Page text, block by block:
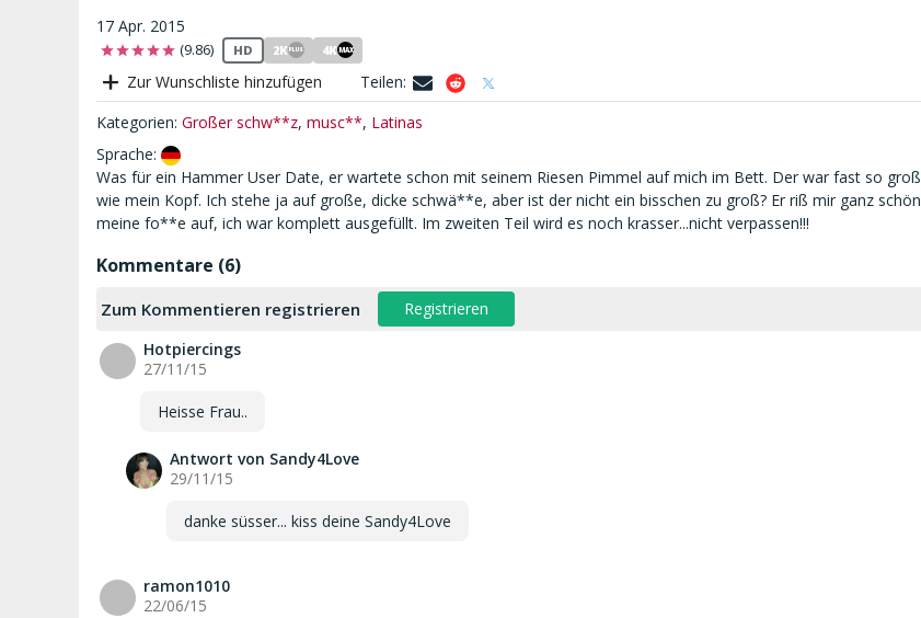
17 Apr. 2015
(9.86) HD 2K PLUS 4KMAX
Zur Wunschliste hinzufügen Teilen:
Kategorien: Großer schw**z, musc**, Latinas
Sprache:
Was für ein Hammer User Date, er wartete schon mit seinem Riesen Pimmel auf mich im Bett. Der war fast so groß
wie mein Kopf. Ich stehe ja auf große, dicke schwä**e, aber ist der nicht ein bisschen zu groß? Er riß mir ganz schön
meine fo**e auf, ich war komplett ausgefüllt. Im zweiten Teil wird es noch krasser...nicht verpassen!!!
Kommentare (6)
Zum Kommentieren registrieren Registrieren
Hotpiercings
27/11/15
Heisse Frau..
Antwort von Sandy4Love
29/11/15
danke süsser... kiss deine Sandy4Love
ramon1010
22/06/15